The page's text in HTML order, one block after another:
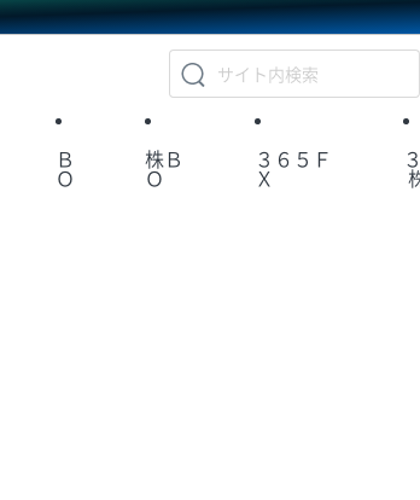
Ｂ
Ｏ
株Ｂ
Ｏ
３６５Ｆ
Ｘ